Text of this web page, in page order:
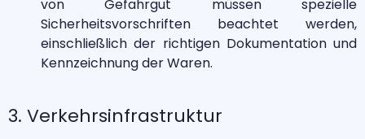
von Gefahrgut müssen spezielle
Sicherheitsvorschriften beachtet werden,
einschließlich der richtigen Dokumentation und
Kennzeichnung der Waren.
3. Verkehrsinfrastruktur